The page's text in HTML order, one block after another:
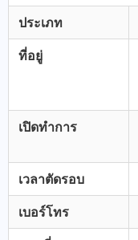
ประเภท
ที่อยู่
เปิดทำการ
เวลาตัดรอบ
เบอร์โทร